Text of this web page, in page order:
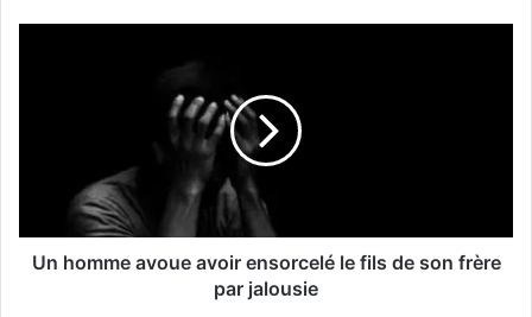
Un homme avoue avoir ensorcelé le fils de son frère
par jalousie